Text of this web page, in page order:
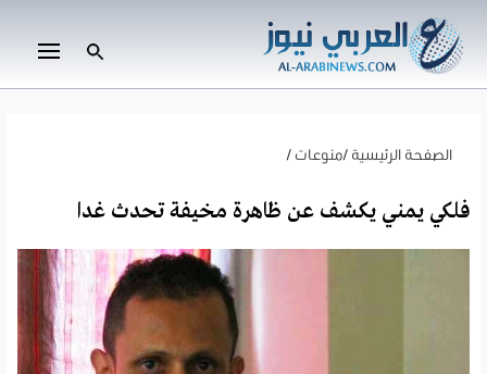
الصفحة الرئيسية /منوعات/
فلكي يمني يكشف عن ظاهرة مخيفة تحدث غدا